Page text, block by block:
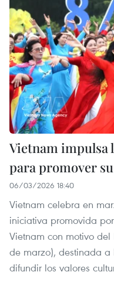
Vietnam impulsa
para promover
06/03/2026 18:40
Vietnam celebra en
iniciativa promovida
Vietnam con motivo
de marzo), destinada
difundir los valores